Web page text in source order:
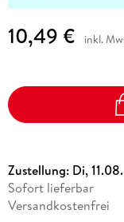
10,49 € inkl.
Zustellung: Di,
Sofort lieferbar
Versandkostenfrei